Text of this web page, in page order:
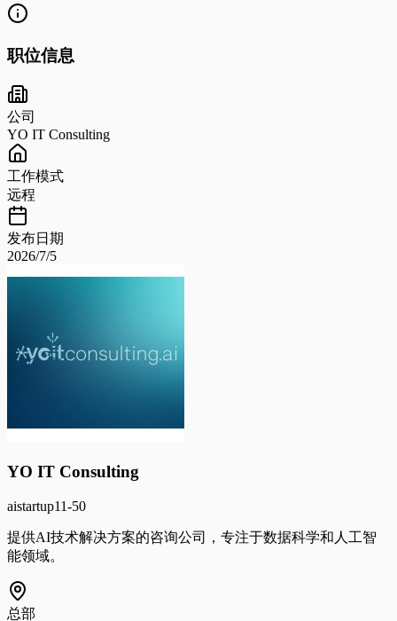
职位信息
公司
YO IT Consulting
工作模式
远程
发布日期
2026/7/5
YO IT Consulting
aistartup11-50
提供AI技术解决方案的咨询公司，专注于数据科学和人工智
能领域。
总部